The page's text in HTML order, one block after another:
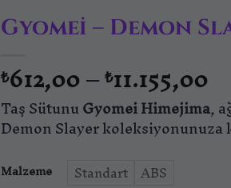
Gyomei – Demon
₺612,00–₺11.155,00
-
Taş SütunuGyomei Himejima,
Demon Slayer
Malzeme Standart ABS